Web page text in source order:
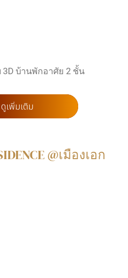
บ้านพักอาศัย 2 ชั้น
ดูเพิ่มเติม
@เมืองเอก